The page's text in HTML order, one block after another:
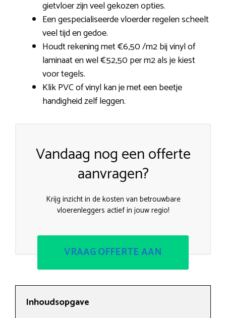
gietvloer zijn veel gekozen opties.
Een gespecialiseerde vloerder regelen scheelt
veel tijd en gedoe.
Houdt rekening met €6,50 /m2 bij vinyl of
laminaat en wel €52,50 per m2 als je kiest
voor tegels.
Klik PVC of vinyl kan je met een beetje
handigheid zelf leggen.
Vandaag nog een offerte
aanvragen?
Krijg inzicht in de kosten van betrouwbare
vloerenleggers actief in jouw regio!
VRAAG OFFERTE AAN
Inhoudsopgave